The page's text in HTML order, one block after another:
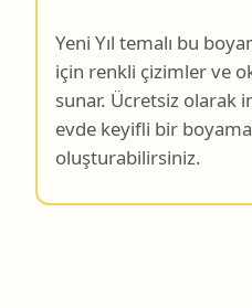
sunar. Ücretsiz olarak
evde keyifli bir boyama
oluşturabilirsiniz.